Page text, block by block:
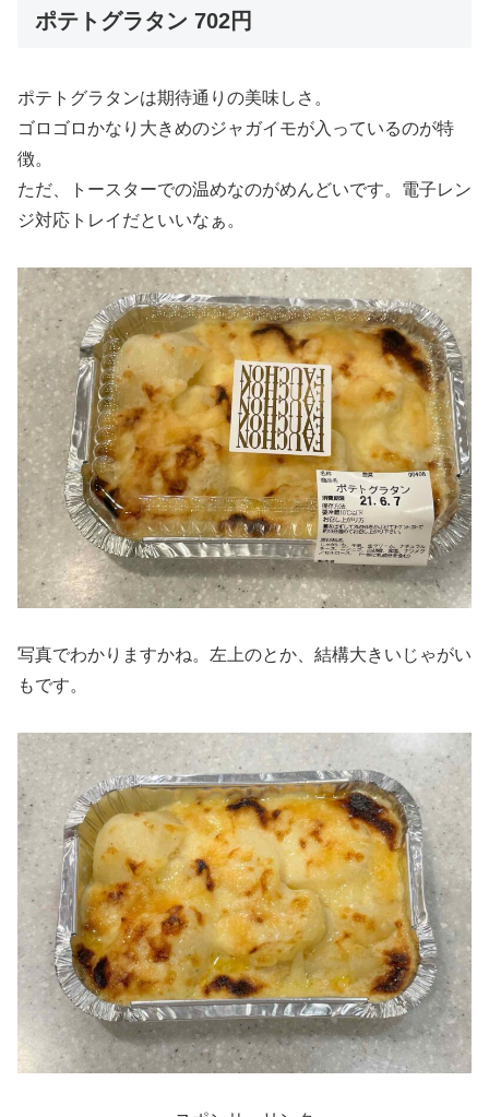
ポテトグラタン 702円
ポテトグラタンは期待通りの美味しさ。
ゴロゴロかなり大きめのジャガイモが入っているのが特
徴。
ただ、トースターでの温めなのがめんどいです。電子レン
ジ対応トレイだといいなぁ。
写真でわかりますかね。左上のとか、結構大きいじゃがい
もです。